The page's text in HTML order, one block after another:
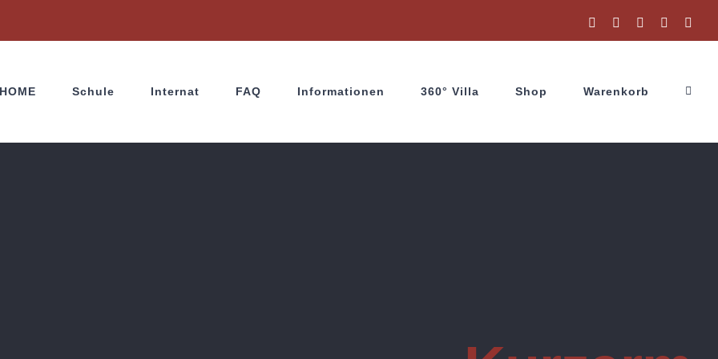
FacebookInstagram YouTube
HOME Schule Internat FAQ Informationen 360° Villa Shop Warenkorb